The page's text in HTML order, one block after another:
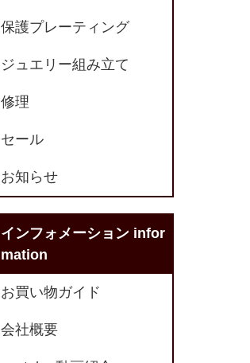
保護プレーティング
ジュエリー組み立て
修理
セール
お知らせ
インフォメーション infor
mation
お買い物ガイド
会社概要